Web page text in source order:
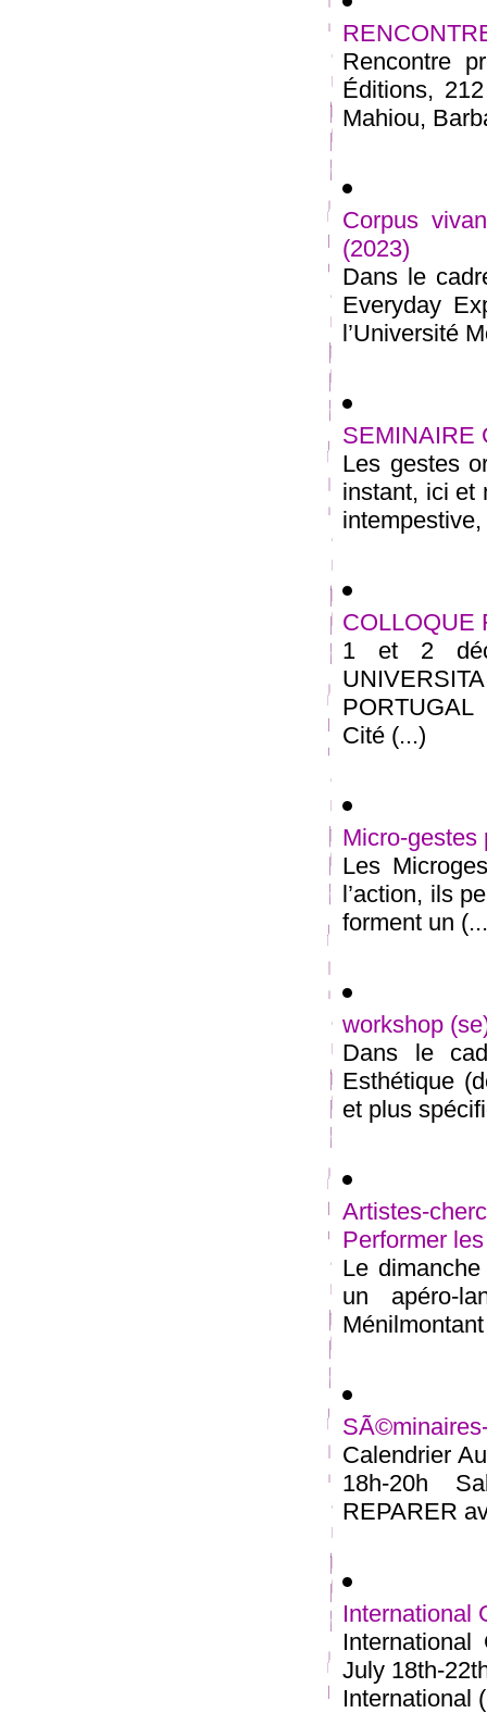
Rencontre
Éditions,
Mahiou,
Corpus
(2023)
Dans le
Everyday
l’Université
SEMINAIRE
Les gestes
instant, ici et
COLLOQUE
1 et 2
Cité (...)
Micro-gestes
Les
l’action, ils
forment un
workshop
Dans le
Esthétique
et plus
Artistes-
Performer
Le
un apéro-
Calendrier
18h-20h
REPARER
International
July 18th-
International